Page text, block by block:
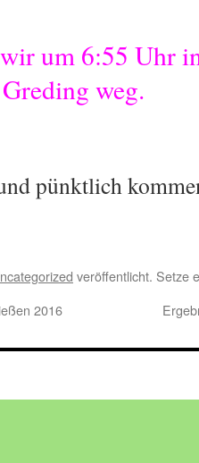
um 6:55 Uhr
weg.
pünktlich
veröffentlicht. Setze
2016